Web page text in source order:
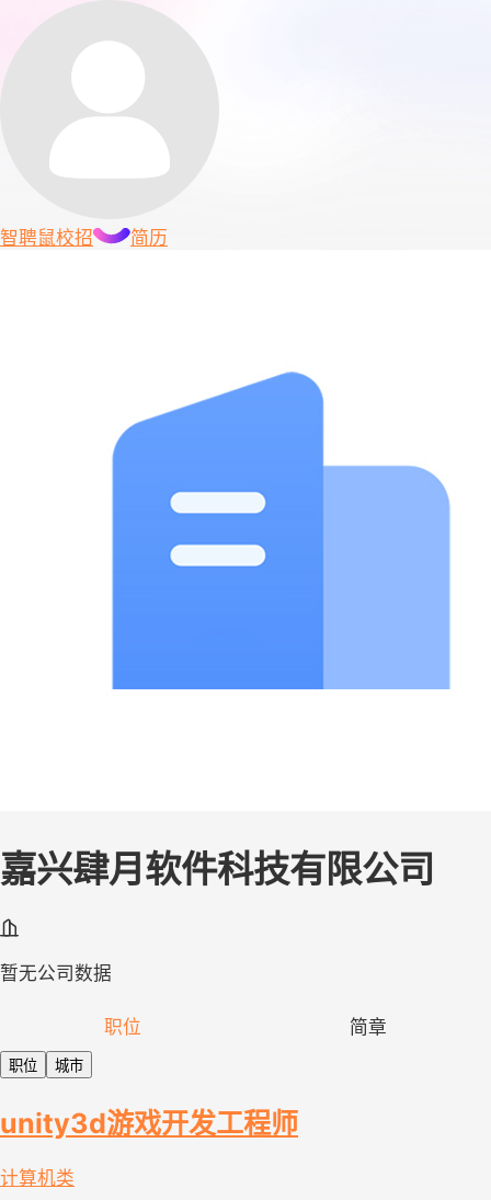
智聘鼠校招 简历
嘉兴肆月软件科技有限公司
暂无公司数据
职位 简章
职位 城市
unity3d游戏开发工程师
计算机类